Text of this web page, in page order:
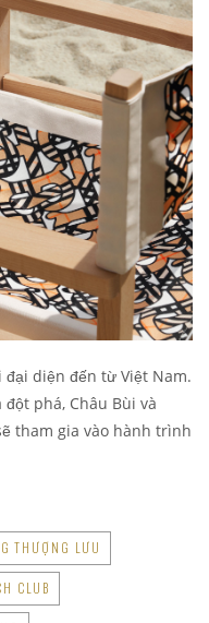
diện đến từ Việt Nam.
phá, Châu Bùi và
tham gia vào hành trình
THƯỢNG LƯU
CLUB